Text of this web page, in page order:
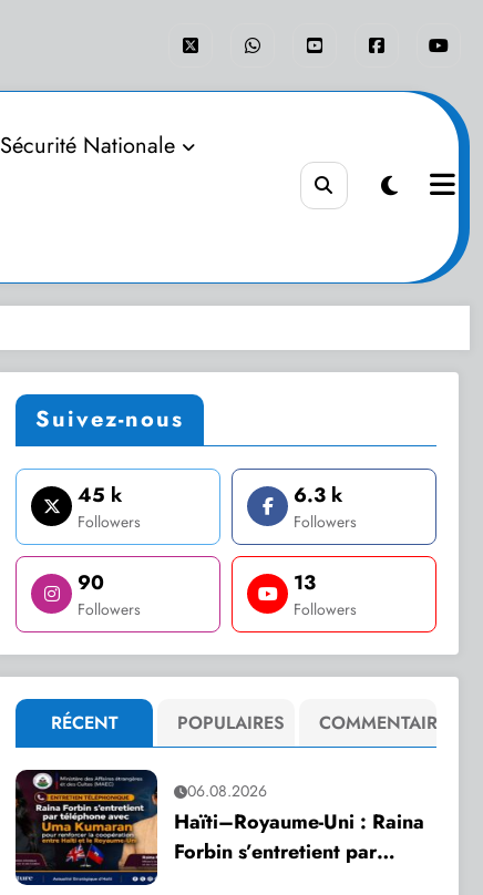
Sécurité Nationale
Suivez-nous
45 k
Followers
6.3 k
Followers
90
Followers
13
Followers
RÉCENT POPULAIRES COMMENTAIRE
06.08.2026
Haïti–Royaume-Uni : Raina
Forbin s’entretient par